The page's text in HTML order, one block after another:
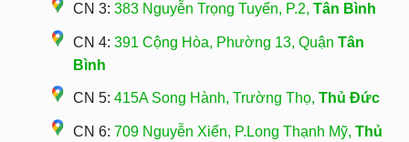
CN 3: 383 Nguyễn Trọng Tuyển, P.2, Tân Bình
CN 4: 391 Cộng Hòa, Phường 13, Quận Tân
Bình
CN 5: 415A Song Hành, Trường Thọ, Thủ Đức
CN 6: 709 Nguyễn Xiển, P.Long Thạnh Mỹ, Thủ